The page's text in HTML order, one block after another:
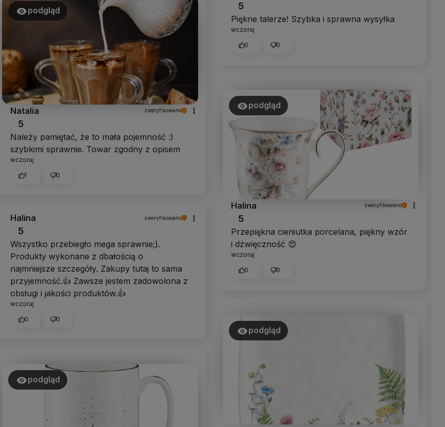
podgląd
Natalia zweryfikowano
5
Należy pamiętać, że to mała pojemność :)
szybkimi sprawnie. Towar zgodny z opisem
wczoraj
1 0
5
Piękne talerze! Szybka i sprawna wysyłka
wczoraj
0 0
podgląd
Halina zweryfikowano
5
Przepiękna cieniutka porcelana, piękny wzór
i dźwięczność 😍
wczoraj
0 0
Halina zweryfikowano
5
Wszystko przebiegło mega sprawnie;).
Produkty wykonane z dbałością o
najmniejsze szczegóły. Zakupy tutaj to sama
przyjemność.👍 Zawsze jestem zadowolona z
obsługi i jakości produktów.👍
wczoraj
0 0
podgląd
podgląd